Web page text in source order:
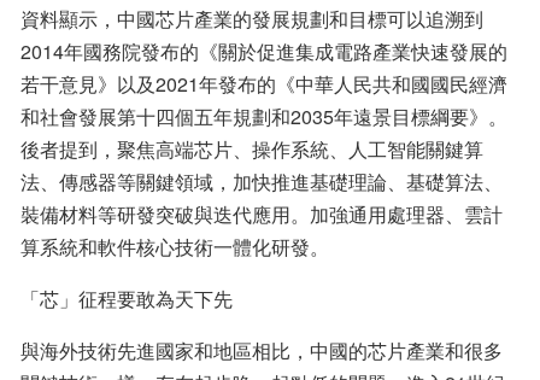
資料顯示，中國芯片產業的發展規劃和目標可以追溯到
2014年國務院發布的《關於促進集成電路產業快速發展的
若干意見》以及2021年發布的《中華人民共和國國民經濟
和社會發展第十四個五年規劃和2035年遠景目標綱要》。
後者提到，聚焦高端芯片、操作系統、人工智能關鍵算
法、傳感器等關鍵領域，加快推進基礎理論、基礎算法、
裝備材料等研發突破與迭代應用。加強通用處理器、雲計
算系統和軟件核心技術一體化研發。
「芯」征程要敢為天下先
與海外技術先進國家和地區相比，中國的芯片產業和很多